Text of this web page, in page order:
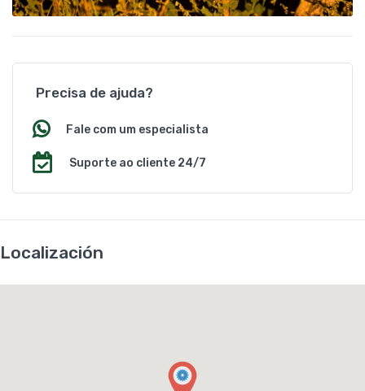
Precisa de ajuda?
Fale com um especialista
Suporte ao cliente 24/7
Localización